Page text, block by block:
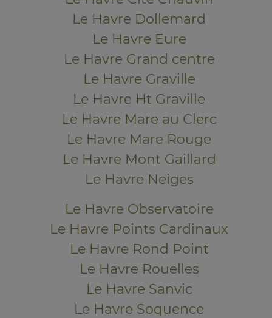
Le Havre Dollemard
Le Havre Eure
Le Havre Grand centre
Le Havre Graville
Le Havre Ht Graville
Le Havre Mare au Clerc
Le Havre Mare Rouge
Le Havre Mont Gaillard
Le Havre Neiges
Le Havre Observatoire
Le Havre Points Cardinaux
Le Havre Rond Point
Le Havre Rouelles
Le Havre Sanvic
Le Havre Soquence